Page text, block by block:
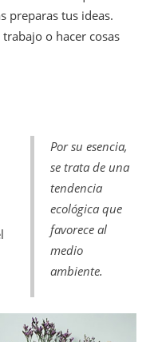
preparas tus ideas.
o hacer cosas
Por su esencia,
se trata de una
tendencia
ecológica que
favorece al
medio
ambiente.